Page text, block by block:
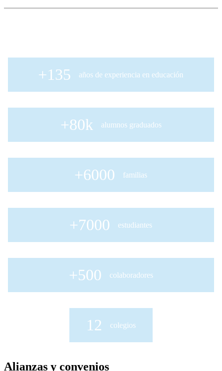
+135 años de experiencia en educación
+80k alumnos graduados
+6000 familias
+7000 estudiantes
+500 colaboradores
12 colegios
Alianzas y convenios